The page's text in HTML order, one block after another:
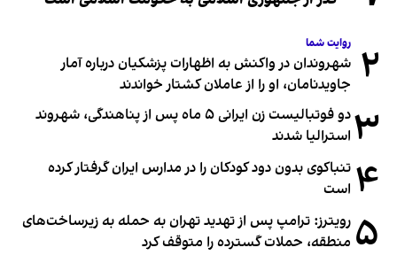
۲ روایت شما
شهروندان در واکنش به اظهارات پزشکیان درباره آمار
جاویدنامان، او را از عاملان کشتار خواندند
۳
دو فوتبالیست زن ایرانی ۵ ماه پس از پناهندگی، شهروند
استرالیا شدند
۴ تنباکوی بدون دود کودکان را در مدارس ایران گرفتار کرده
است
۵ رویترز: ترامپ پس از تهدید تهران به حمله به زیرساخت‌های
منطقه، حملات گسترده را متوقف کرد